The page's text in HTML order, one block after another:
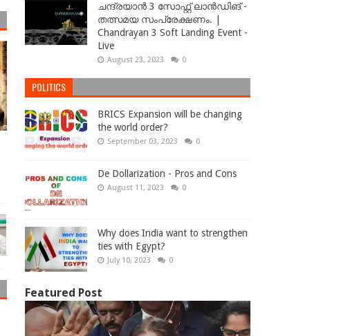
ചന്ദ്രയാൻ 3 സോഫ്റ്റ് ലാൻഡിങ് -
തത്സമയ സംപ്രേക്ഷണം. |
Chandrayan 3 Soft Landing Event -
Live
August 23, 2023 0
POLITICS
BRICS Expansion will be changing
the world order?
September 03, 2023 0
De Dollarization - Pros and Cons
August 11, 2023 0
Why does India want to strengthen
ties with Egypt?
July 10, 2023 0
Featured Post